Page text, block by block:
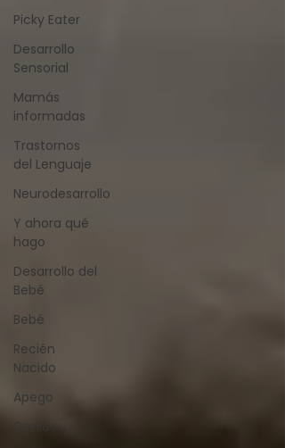
Picky Eater
Desarrollo
Sensorial
Mamás
informadas
Trastornos
del Lenguaje
Neurodesarrollo
Y ahora qué
hago
Desarrollo del
Bebé
Bebé
Recién
Nacido
Apego
Genios